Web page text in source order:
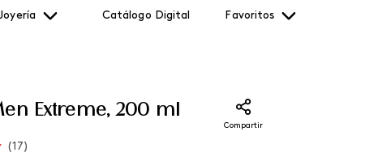
Catálogo Digital Favoritos
Extreme, 200 ml
Compartir
(17)